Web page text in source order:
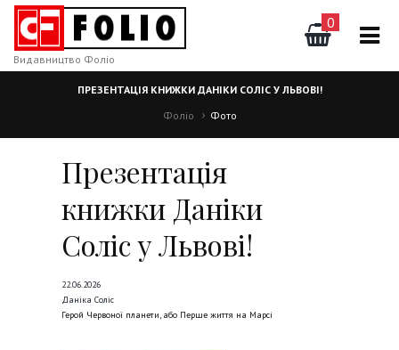
0
Видавництво Фоліо
ПРЕЗЕНТАЦІЯ КНИЖКИ ДАНІКИ СОЛІС У ЛЬВОВІ!
Фоліо
Фото
Презентація
книжки Даніки
Соліс у Львові!
22.06.2026
Даніка Соліс
Герой Червоної планети, або Перше життя на Марсі